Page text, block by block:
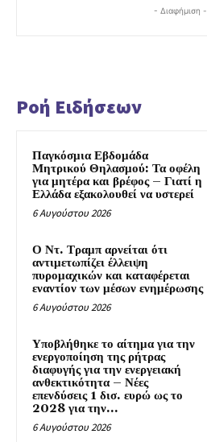
- Διαφήμιση -
Ροή Ειδήσεων
Παγκόσμια Εβδομάδα
Μητρικού Θηλασμού: Τα οφέλη
για μητέρα και βρέφος – Γιατί η
Ελλάδα εξακολουθεί να υστερεί
6 Αυγούστου 2026
Ο Ντ. Τραμπ αρνείται ότι
αντιμετωπίζει έλλειψη
πυρομαχικών και καταφέρεται
εναντίον των μέσων ενημέρωσης
6 Αυγούστου 2026
Υποβλήθηκε το αίτημα για την
ενεργοποίηση της ρήτρας
διαφυγής για την ενεργειακή
ανθεκτικότητα – Νέες
επενδύσεις 1 δισ. ευρώ ως το
2028 για την...
6 Αυγούστου 2026